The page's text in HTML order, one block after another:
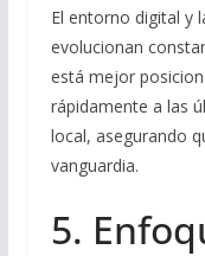
El entorno digital y
evolucionan
está mejor
rápidamente a las
local, asegurando
vanguardia.
5.